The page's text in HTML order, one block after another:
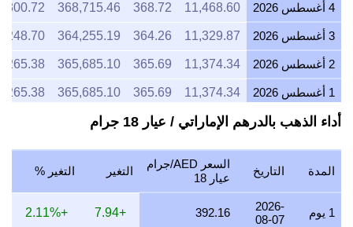
4 أغسطس 2026 11,468.60
368.72
368,715.46
3 أغسطس 2026 11,329.87
364.26
364,255.19
2 أغسطس 2026 11,374.34
365.69
365,685.10
1 أغسطس 2026 11,374.34
365.69
365,685.10
31 يوليو 2026 11,375.74
365.73
365,729.91
30 يوليو 2026 11,515.32
370.22
370,217.51
29 يوليو 2026 11,375.74
365,729.91
28 يوليو 2026 11,328.48
364,210.56
أداء الذهب بالدرهم الإماراتي / عيار 18 جرام
المدة التاريخ
السعر AED/جرام
عيار 18
التغير التغير %
1 يوم
2026-
08-07
392.16
+7.94
+2.11%